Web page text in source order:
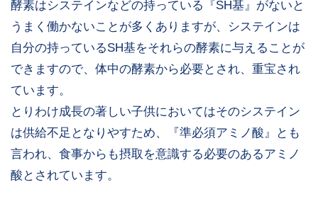
酵素はシステインなどの持っている『SH基』がないと
うまく働かないことが多くありますが、システインは
自分の持っているSH基をそれらの酵素に与えることが
できますので、体中の酵素から必要とされ、重宝され
ています。
とりわけ成長の著しい子供においてはそのシステイン
は供給不足となりやすため、『準必須アミノ酸』とも
言われ、食事からも摂取を意識する必要のあるアミノ
酸とされています。